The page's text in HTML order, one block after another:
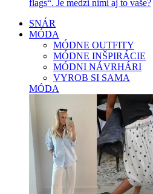
flags“. Je medzi nimi aj to vaše?
SNÁR
MÓDA
MÓDNE OUTFITY
MÓDNE INŠPIRÁCIE
MÓDNI NÁVRHÁRI
VYROB SI SAMA
MÓDA